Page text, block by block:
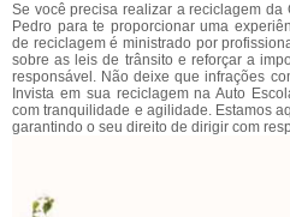
Se você precisa realizar a reciclagem da
Pedro para te proporcionar uma
de reciclagem é ministrado por
sobre as leis de trânsito e reforçar a
responsável. Não deixe que infrações
Invista em sua reciclagem na Auto
com tranquilidade e agilidade. Estamos
garantindo o seu direito de dirigir com